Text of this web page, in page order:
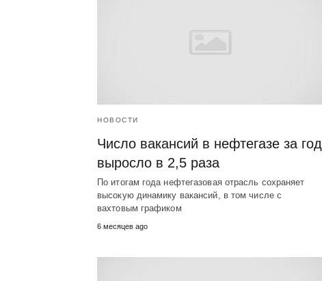
НОВОСТИ
Число вакансий в нефтегазе за год
выросло в 2,5 раза
По итогам года нефтегазовая отрасль сохраняет
высокую динамику вакансий, в том числе с
вахтовым графиком
6 месяцев ago